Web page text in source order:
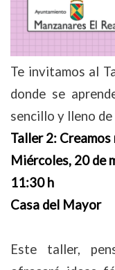
Te invitamos al
donde se
sencillo y lleno de
Taller 2:
Miércoles, 20 de
11:30 h
Casa del Mayor
Este taller,